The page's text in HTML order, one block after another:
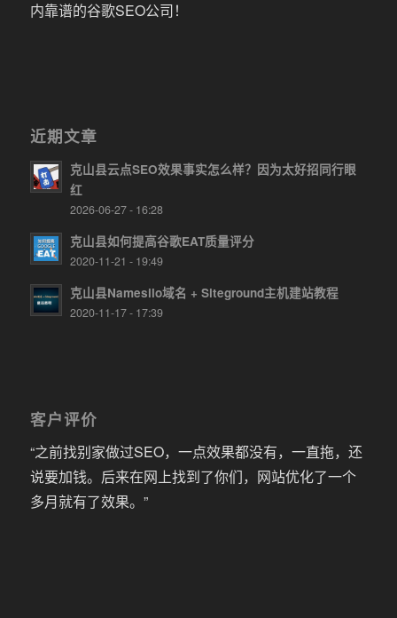
内靠谱的谷歌SEO公司！
近期文章
克山县云点SEO效果事实怎么样？因为太好招同行眼
红
2026-06-27 - 16:28
克山县如何提高谷歌EAT质量评分
2020-11-21 - 19:49
克山县Namesilo域名 + Siteground主机建站教程
2020-11-17 - 17:39
客户评价
“之前找别家做过SEO，一点效果都没有，一直拖，还
说要加钱。后来在网上找到了你们，网站优化了一个
多月就有了效果。”